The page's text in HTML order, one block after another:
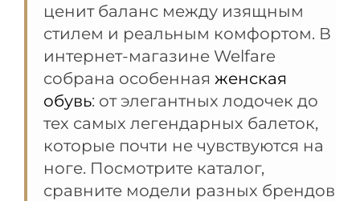
ценит баланс между изящным
стилем и реальным комфортом. В
интернет-магазине Welfare
собрана особенная женская
обувь: от элегантных лодочек до
тех самых легендарных балеток,
которые почти не чувствуются на
ноге. Посмотрите каталог,
сравните модели разных брендов